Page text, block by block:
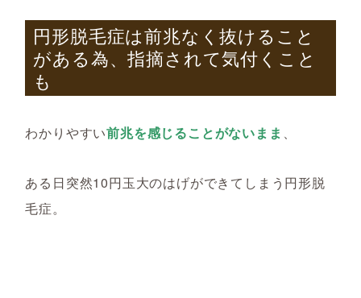
円形脱毛症は前兆なく抜けること
がある為、指摘されて気付くこと
も
わかりやすい前兆を感じることがないまま 、
ある日突然10円玉大のはげができてしまう円形脱
毛症。